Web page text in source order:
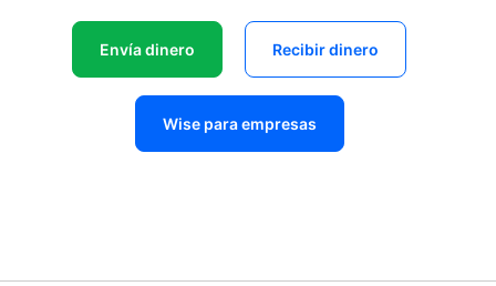
Envía dinero Recibir dinero
Wise para empresas